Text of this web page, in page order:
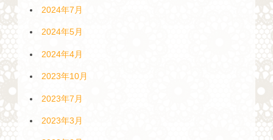
2024年7月
2024年5月
2024年4月
2023年10月
2023年7月
2023年3月